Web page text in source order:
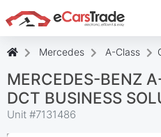
Instale a aplicação web
ao seu ecrã inicial e
Mercedes A-Class
MERCEDES-BENZ
DCT BUSINESS
Unit #7131486